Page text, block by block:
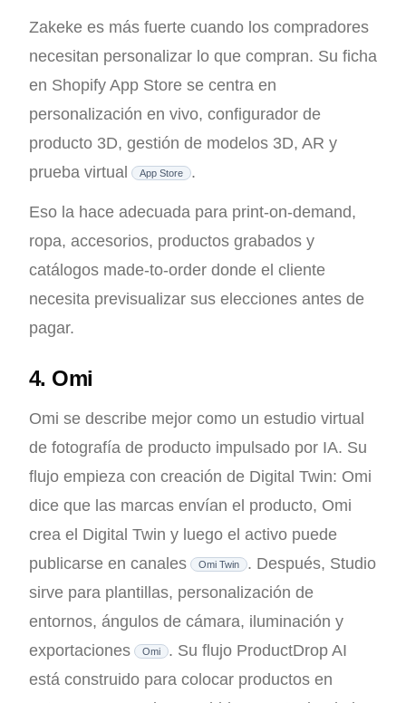
Zakeke es más fuerte cuando los compradores
necesitan personalizar lo que compran. Su ficha
en Shopify App Store se centra en
personalización en vivo, configurador de
producto 3D, gestión de modelos 3D, AR y
prueba virtual
App Store .
Eso la hace adecuada para print-on-demand,
ropa, accesorios, productos grabados y
catálogos made-to-order donde el cliente
necesita previsualizar sus elecciones antes de
pagar.
4. Omi
Omi se describe mejor como un estudio virtual
de fotografía de producto impulsado por IA. Su
flujo empieza con creación de Digital Twin: Omi
dice que las marcas envían el producto, Omi
crea el Digital Twin y luego el activo puede
publicarse en canales
Omi Twin
. Después, Studio
sirve para plantillas, personalización de
entornos, ángulos de cámara, iluminación y
exportaciones
Omi
. Su flujo ProductDrop AI
está construido para colocar productos en